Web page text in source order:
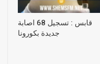
قابس : تسجيل 68 اصابة
جديدة بكورونا